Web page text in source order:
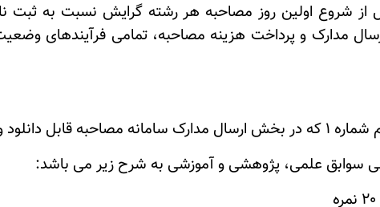
ملزم هستند تا 48 ساعت قبل از شروع اولین روز مصاحبه هر رشته
مدارک و پرداخت هزینه مصاحبه، تمامی فرآیندهای
و بارگذاری می باشد.
سوابق علمی، پژوهشی و آموزشی به شرح زیر می باشد: